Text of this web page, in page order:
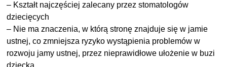
– Kształt najczęściej zalecany przez stomatologów
dziecięcych
– Nie ma znaczenia, w którą stronę znajduje się w jamie
ustnej, co zmniejsza ryzyko wystąpienia problemów w
rozwoju jamy ustnej, przez nieprawidłowe ułożenie w buzi